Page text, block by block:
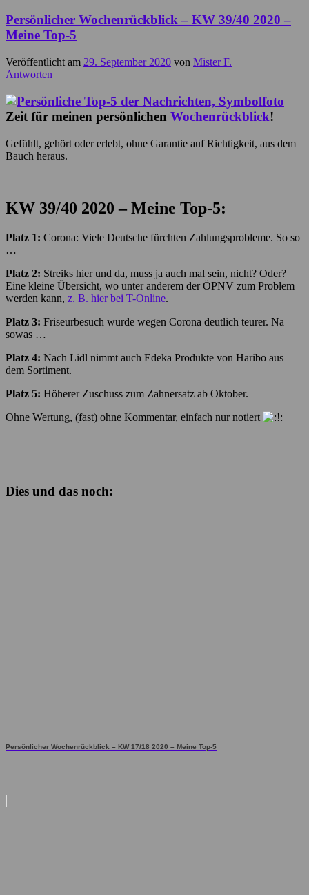
Persönlicher Wochenrückblick – KW 39/40 2020 –
Meine Top-5
Veröffentlicht am 29. September 2020 von Mister F.
Antworten
Zeit für meinen persönlichen Wochenrückblick!
Gefühlt, gehört oder erlebt, ohne Garantie auf Richtigkeit, aus dem
Bauch heraus.
KW 39/40 2020 – Meine Top-5:
Platz 1: Corona: Viele Deutsche fürchten Zahlungsprobleme. So so
…
Platz 2: Streiks hier und da, muss ja auch mal sein, nicht? Oder?
Eine kleine Übersicht, wo unter anderem der ÖPNV zum Problem
werden kann, z. B. hier bei T-Online.
Platz 3: Friseurbesuch wurde wegen Corona deutlich teurer. Na
sowas …
Platz 4: Nach Lidl nimmt auch Edeka Produkte von Haribo aus
dem Sortiment.
Platz 5: Höherer Zuschuss zum Zahnersatz ab Oktober.
Ohne Wertung, (fast) ohne Kommentar, einfach nur notiert
Dies und das noch:
Persönlicher Wochenrückblick – KW 17/18 2020 – Meine Top-5